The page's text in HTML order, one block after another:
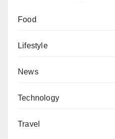
Food
Lifestyle
News
Technology
Travel